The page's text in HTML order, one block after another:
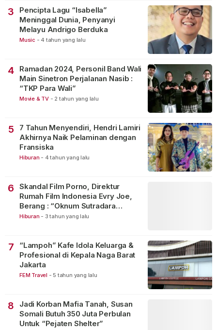
3
Pencipta Lagu “Isabella”
Meninggal Dunia, Penyanyi
Melayu Andrigo Berduka
Music - 4 tahun yang lalu
4
Ramadan 2024, Personil Band Wali
Main Sinetron Perjalanan Nasib :
“TKP Para Wali”
Movie & TV - 2 tahun yang lalu
5
7 Tahun Menyendiri, Hendri Lamiri
Akhirnya Naik Pelaminan dengan
Fransiska
Hiburan - 4 tahun yang lalu
6
Skandal Film Porno, Direktur
Rumah Film Indonesia Evry Joe,
Berang : “Oknum Sutradara
Merusak Perfilman Indonesia”!
Hiburan - 3 tahun yang lalu
7
“Lampoh” Kafe Idola Keluarga &
Profesional di Kepala Naga Barat
Jakarta
FEM Travel - 5 tahun yang lalu
8
Jadi Korban Mafia Tanah, Susan
Somali Butuh 350 Juta Perbulan
Untuk “Pejaten Shelter”